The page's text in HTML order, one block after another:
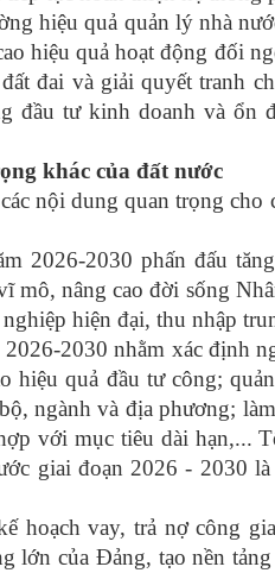
hiệu quả quản lý nhà
hiệu quả hoạt động đối
đai và giải quyết tranh
đầu tư kinh doanh và ổn
khác của đất nước
nội dung quan trọng cho
2026-2030 phấn đấu
nâng cao đời sống
hiện đại, thu nhập
2030 nhằm xác định
hiệu quả đầu tư công;
ngành và địa phương;
với mục tiêu dài hạn,...
giai đoạn 2026 - 2030
hoạch vay, trả nợ công
lớn của Đảng, tạo nền